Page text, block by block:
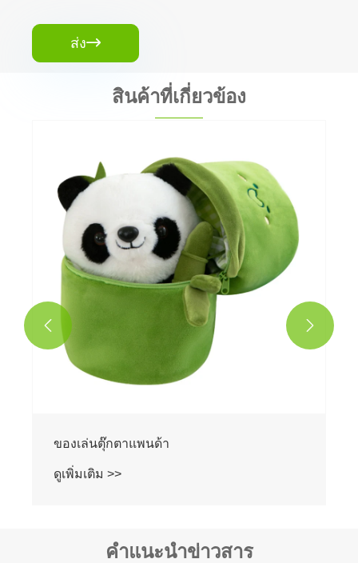
ส่ง
สินค้าที่เกี่ยวข้อง
ของเล่นตุ๊กตาแพนด้า
ดูเพิ่มเติม >>
 
คำแนะนำข่าวสาร